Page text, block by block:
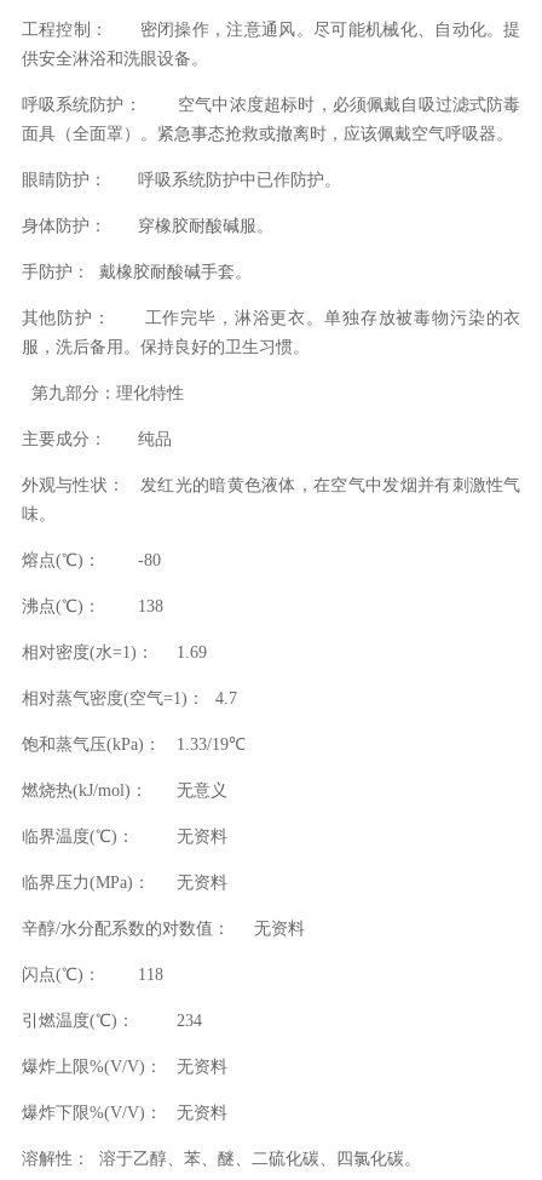
工程控制：
密闭操作，注意通风。尽可能机械化、自动化。提
供安全淋浴和洗眼设备。
呼吸系统防护：
空气中浓度超标时，必须佩戴自吸过滤式防毒
面具（全面罩）。紧急事态抢救或撤离时，应该佩戴空气呼吸器。
眼睛防护： 呼吸系统防护中已作防护。
身体防护： 穿橡胶耐酸碱服。
手防护： 戴橡胶耐酸碱手套。
其他防护：
工作完毕，淋浴更衣。单独存放被毒物污染的衣
服，洗后备用。保持良好的卫生习惯。
第九部分：理化特性
主要成分： 纯品
外观与性状：
发红光的暗黄色液体，在空气中发烟并有刺激性气
味。
熔点(℃)： -80
沸点(℃)： 138
相对密度(水=1)： 1.69
相对蒸气密度(空气=1)： 4.7
饱和蒸气压(kPa)： 1.33/19℃
燃烧热(kJ/mol)： 无意义
临界温度(℃)： 无资料
临界压力(MPa)： 无资料
辛醇/水分配系数的对数值： 无资料
闪点(℃)： 118
引燃温度(℃)： 234
爆炸上限%(V/V)： 无资料
爆炸下限%(V/V)： 无资料
溶解性： 溶于乙醇、苯、醚、二硫化碳、四氯化碳。